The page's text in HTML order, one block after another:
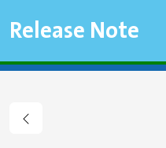
Release Note